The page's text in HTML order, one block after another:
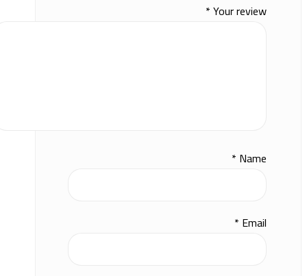
Your review
*
Name
*
Email
*